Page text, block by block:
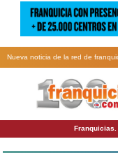
Nueva noticia de la red de
suma